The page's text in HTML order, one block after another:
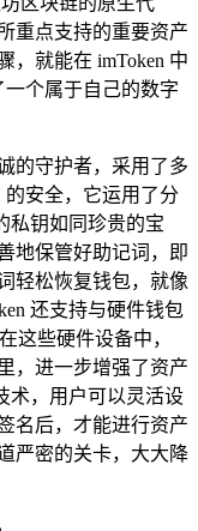
重点支持的重要资产
，就能在 imToken 中
个属于自己的数字
的守护者，采用了多
安全，它运用了分
私钥如同珍贵的宝
地保管好助记词，即
轻松恢复钱包，就像
还支持与硬件钱包
这些硬件设备中，
，进一步增强了资产
术，用户可以灵活设
名后，才能进行资产
严密的关卡，大大降